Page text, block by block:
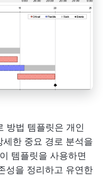
방법 템플릿은 개인
한 중요 경로 분석을
템플릿을 사용하면
성을 정리하고 유연한